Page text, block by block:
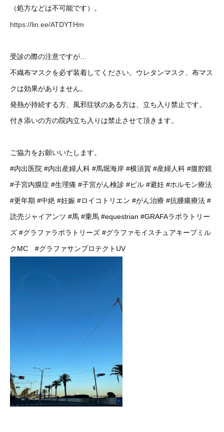
（処方などは不可能です）。
https://lin.ee/ATDYTHm
受診の際の注意ですが…
不織布マスクを必ず装着してください。ウレタンマスク、布マス
クは効果がありません。
発熱が持続する方、風邪症状のある方は、立ち入り禁止です。
付き添いの方の院内立ち入りは禁止させて頂きます。
ご協力をお願いいたします。
#内出医院 #内出産婦人科 #馬堀海岸 #横須賀 #産婦人科 #腹腔鏡
#子宮内膜症 #生理痛 #子宮がん検診 #ピル #避妊 #ホルモン療法
#更年期 #中絶 #妊娠 #ロイコトリエン #がん治療 #抗腫瘍療法 #
読売ジャイアンツ #馬 #乗馬 #equestrian #GRAFAラボラトリー
ズ #グラファラボラトリーズ #グラファモイスチュアキープミル
クMC
#グラファサンプロテクトUV